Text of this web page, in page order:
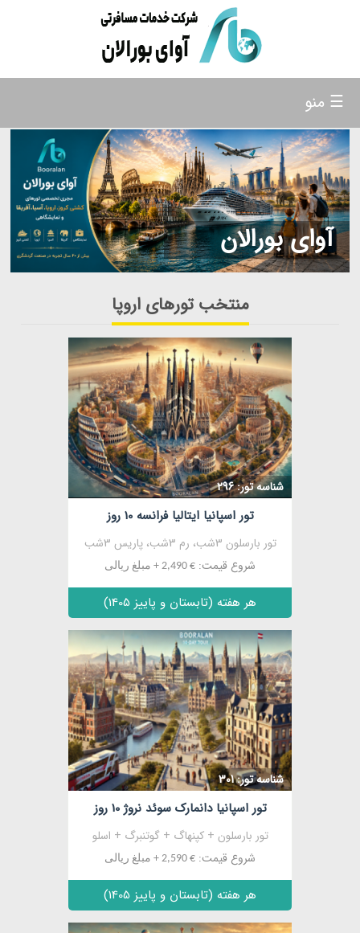
آوای بورالان
منتخب تورهای اروپا
مشاهده
شناسه تور: 296
تور اسپانیا ایتالیا فرانسه 10 روز
تور بارسلون 3شب، رم 3شب، پاریس 3شب
شروع قیمت: € 2,490 + مبلغ ریالی
هر هفته (تابستان و پاییز 1405)
مشاهده
شناسه تور: 301
تور اسپانیا دانمارک سوئد نروژ 10 روز
تور بارسلون + کپنهاگ + گوتنبرگ + اسلو
شروع قیمت: € 2,590 + مبلغ ریالی
هر هفته (تابستان و پاییز 1405)
☰ منو